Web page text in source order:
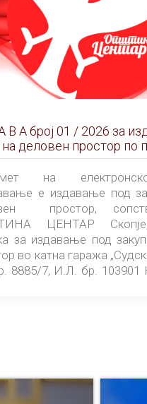
В А брoj 01 / 2026 за
на деловен простор по
ЈАВНО
на
е издавање под
простор,
ЦЕНТАР
за издавање под закуп
во катна гаража
8885/7, И.Л. бр. 103901